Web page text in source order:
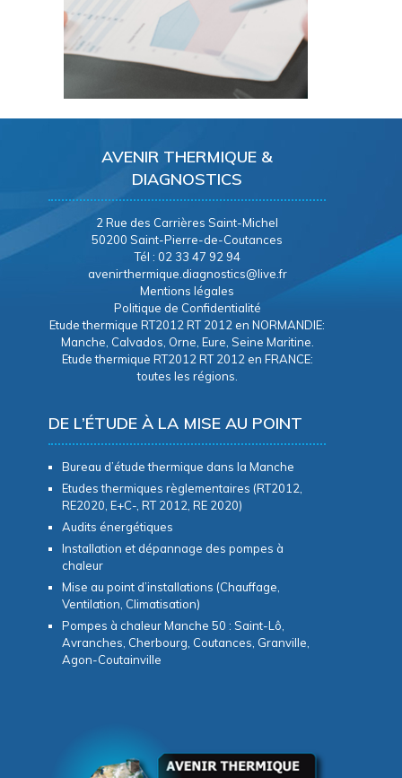
AVENIR THERMIQUE &
DIAGNOSTICS
2 Rue des Carrières Saint-Michel
50200 Saint-Pierre-de-Coutances
Tél : 02 33 47 92 94
avenirthermique.diagnostics@live.fr
Mentions légales
Politique de Confidentialité
Etude thermique RT2012 RT 2012 en NORMANDIE:
Manche, Calvados, Orne, Eure, Seine Maritine.
Etude thermique RT2012 RT 2012 en FRANCE:
toutes les régions.
DE L’ÉTUDE À LA MISE AU POINT
Bureau d’étude thermique dans la Manche
Etudes thermiques règlementaires (RT2012,
RE2020, E+C-, RT 2012, RE 2020)
Audits énergétiques
Installation et dépannage des pompes à
chaleur
Mise au point d’installations (Chauffage,
Ventilation, Climatisation)
Pompes à chaleur Manche 50 : Saint-Lô,
Avranches, Cherbourg, Coutances, Granville,
Agon-Coutainville